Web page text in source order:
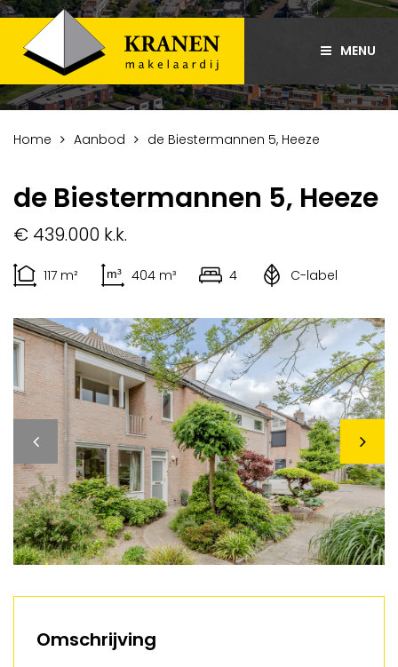
MENU
Home Aanbod de Biestermannen 5, Heeze
de Biestermannen 5, Heeze
€ 439.000 k.k.
117 m² 404 m³ 4 C-label
Omschrijving